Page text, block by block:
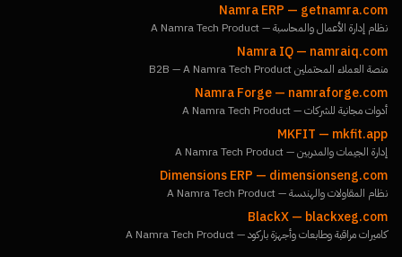
Namra ERP — getnamra.com
نظام إدارة الأعمال والمحاسبة — A Namra Tech Product
Namra IQ— namraiq.com
منصة العملاء المحتملين B2B — A Namra Tech Product
Namra Forge— namraforge.com
أدوات مجانية للشركات — A Namra Tech Product
MKFIT — mkfit.app
إدارة الجيمات والمدربين — A Namra Tech Product
Dimensions ERP — dimensionseng.com
نظام المقاولات والهندسة — A Namra Tech Product
BlackX— blackxeg.com
كاميرات مراقبة وطابعات وأجهزة باركود — A Namra Tech Product